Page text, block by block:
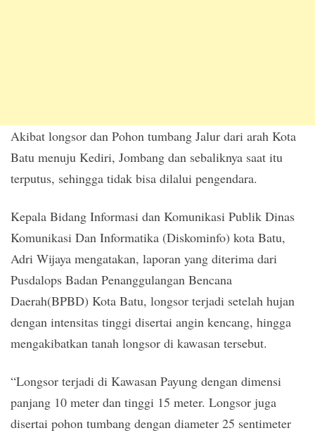
Akibat longsor dan Pohon tumbang Jalur dari arah Kota
Batu menuju Kediri, Jombang dan sebaliknya saat itu
terputus, sehingga tidak bisa dilalui pengendara.
Kepala Bidang Informasi dan Komunikasi Publik Dinas
Komunikasi Dan Informatika (Diskominfo) kota Batu,
Adri Wijaya mengatakan, laporan yang diterima dari
Pusdalops Badan Penanggulangan Bencana
Daerah(BPBD) Kota Batu, longsor terjadi setelah hujan
dengan intensitas tinggi disertai angin kencang, hingga
mengakibatkan tanah longsor di kawasan tersebut.
“Longsor terjadi di Kawasan Payung dengan dimensi
panjang 10 meter dan tinggi 15 meter. Longsor juga
disertai pohon tumbang dengan diameter 25 sentimeter